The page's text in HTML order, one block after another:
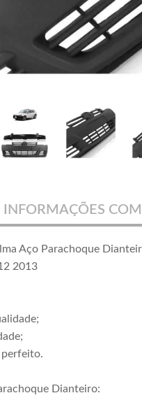
INFORMAÇÕES
Aço Parachoque
2013
perfeito.
Dianteiro: